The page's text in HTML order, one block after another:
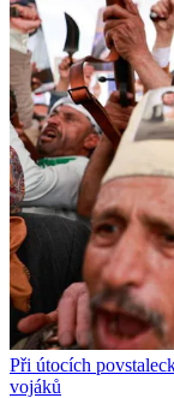
Při útocích
vojáků